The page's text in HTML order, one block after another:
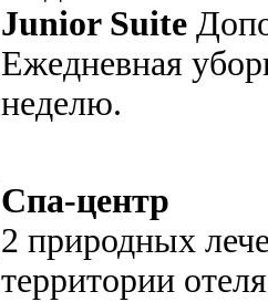
Junior Suite
Ежедневная
неделю.
Спа-центр
2 природных
территории